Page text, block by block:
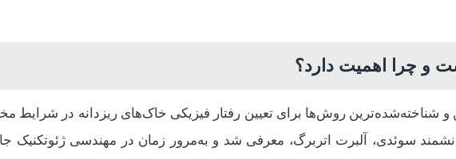
و چرا اهمیت دارد؟
و شناخته‌شده‌ترین روش‌ها برای تعیین رفتار فیزیکی خاک‌های ریزدانه در شرایط
سوئدی، آلبرت اتربرگ، معرفی شد و به‌مرور زمان در مهندسی ژئوتکنیک